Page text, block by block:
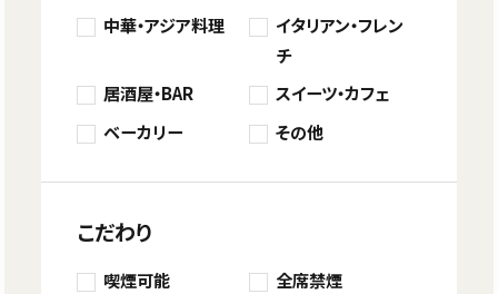
中華・アジア料理
イタリアン・フレン
チ
居酒屋・BAR
スイーツ・カフェ
ベーカリー
その他
こだわり
喫煙可能
全席禁煙